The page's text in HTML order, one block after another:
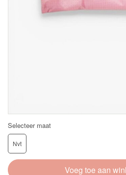
Selecteer maat
Nvt
Voeg toe aan